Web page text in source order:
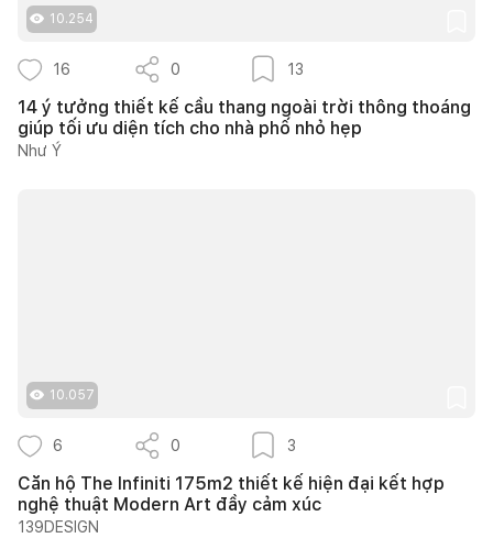
10.254
16 0 13
14 ý tưởng thiết kế cầu thang ngoài trời thông thoáng
giúp tối ưu diện tích cho nhà phố nhỏ hẹp
Như Ý
10.057
6 0 3
Căn hộ The Infiniti 175m2 thiết kế hiện đại kết hợp
nghệ thuật Modern Art đầy cảm xúc
139DESIGN